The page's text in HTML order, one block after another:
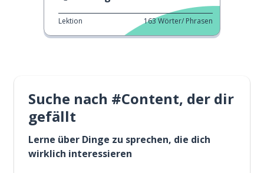
Lektion 163Wörter/ Phrasen
Suche nach #Content, der dir
gefällt
Lerne über Dinge zu sprechen, die dich
wirklich interessieren